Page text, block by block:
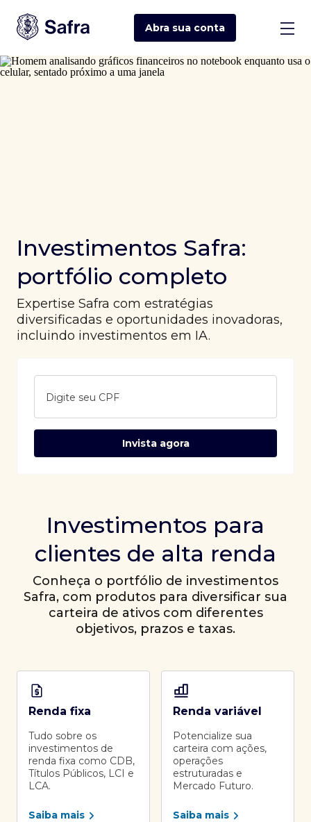
Abra sua conta
Investimentos Safra:
portfólio completo
Expertise Safra com estratégias
diversificadas e oportunidades inovadoras,
incluindo investimentos em IA.
Digite seu CPF
Invista agora
Investimentos para
clientes de alta renda
Conheça o portfólio de investimentos
Safra, com produtos para diversificar sua
carteira de ativos com diferentes
objetivos, prazos e taxas.
Renda fixa
Tudo sobre os
investimentos de
renda fixa como CDB,
Títulos Públicos, LCI e
LCA.
Saiba mais
Renda variável
Potencialize sua
carteira com ações,
operações
estruturadas e
Mercado Futuro.
Saiba mais